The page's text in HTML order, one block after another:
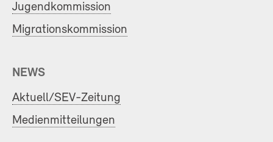
Jugendkommission
Migrationskommission
NEWS
Aktuell/SEV-Zeitung
Medienmitteilungen